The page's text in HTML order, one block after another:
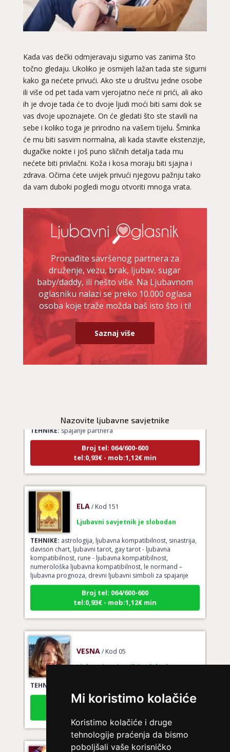
Mi koristimo kolačiće
Koristimo kolačiće i druge
tehnologije praćenja da bismo
poboljšali vaše korisničko
Kada vas dečki odmjeravaju sigurno vas zanima što
točno gledaju. Ukoliko je osmijeh lažan tada ste sigurni
kako ga nećete privući. Ako ste u društvu jedne osobe
ili više od pet tada vam vjerojatno neće ni prići, ali ako
ih je dvoje tada će to dvoje ljudi moći biti sami dok se
vas dvoje upoznajete. On će gledati što ste stavili na
sebe i koliko toga je prirodno na vašem tijelu. Šminka
će mu biti sasvim normalna, ali kada stavite ekstenzije,
dugačke nokte i još puno sličnih detalja tada mu
nećete biti privlačni. Koža i kosa moraju biti sjajna i
zdrava. Očima ćete uvijek privući njegovu pažnju tako
da vam duboki pogledi mogu otvoriti mnoga vrata.
Pronađite savršenog partnera za
druženje, vezu, brak, ljubav, sugar
baby/daddy, ili nešto više. Na Ljubavnom
oglasniku nalazi se preko 10.000 oglasa
osoba koje traže možda baš isto što i ti!
Saznaj više
Nazovite ljubavne savjetnike
spajanje partnera
Broj tel: 064/600-600
tel:0,93€ - mob:1,12€ min
ELA / Kod 151
Ljubavni savjetnik je slobodan
TEHNIKE:astrologija, ljubavna kompatibilnost, sinastrija,
davison chart, ljubavni tarot, gay tarot - ljubavna
kompatibilnost, rune - ljubavna kompatibilnost,
numerološka ljubavna kompatibilnost, le normand –
ljubavna prognoza, drevni ljubavni simboli za spajanje
Broj tel: 064/600-600
tel:0,93€ - mob:1,12€ min
VESNA / Kod 05
Ljubavni savjetnik je slobodan
TEHNIKE:
Broj tel: 064/600-600